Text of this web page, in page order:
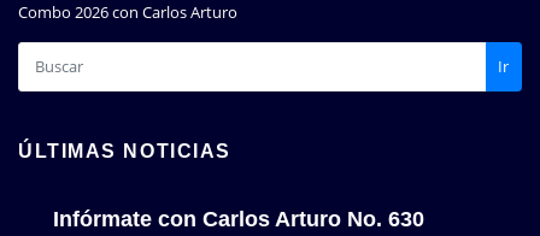
Combo 2026 con Carlos Arturo
Ir
ÚLTIMAS NOTICIAS
Infórmate con Carlos Arturo No. 630